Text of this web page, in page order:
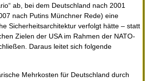
ab, bei dem Deutschland nach 2001
nach Putins Münchner Rede) eine
Sicherheitsarchitektur verfolgt hätte – statt
Zielen der USA im Rahmen der NATO-
Daraus leitet sich folgende
Mehrkosten für Deutschland durch